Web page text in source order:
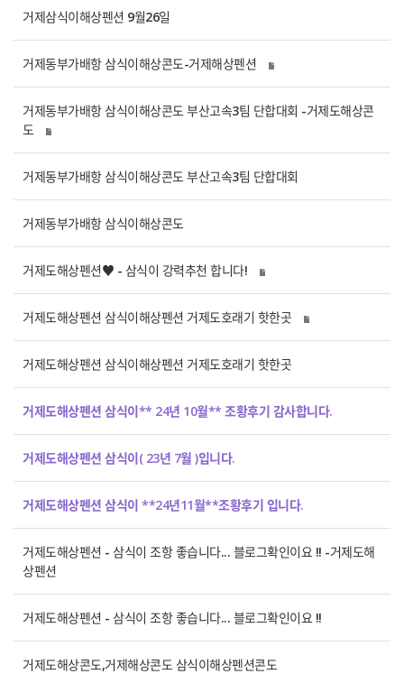
거제삼식이해상펜션 9월26일
거제동부가배항 삼식이해상콘도-거제해상펜션
거제동부가배항 삼식이해상콘도 부산고속3팀 단합대회 -거제도해상콘
도
거제동부가배항 삼식이해상콘도 부산고속3팀 단합대회
거제동부가배항 삼식이해상콘도
거제도해상펜션♥ - 삼식이 강력추천 합니다!
거제도해상펜션 삼식이해상펜션 거제도호래기 핫한곳
거제도해상펜션 삼식이해상펜션 거제도호래기 핫한곳
거제도해상펜션 삼식이** 24년 10월** 조황후기 감사합니다.
거제도해상펜션 삼식이( 23년 7월 )입니다.
거제도해상펜션 삼식이 **24년11월**조황후기 입니다.
거제도해상펜션 - 삼식이 조항 좋습니다... 블로그확인이요 !! -거제도해
상펜션
거제도해상펜션 - 삼식이 조항 좋습니다... 블로그확인이요 !!
거제도해상콘도,거제해상콘도 삼식이해상펜션콘도